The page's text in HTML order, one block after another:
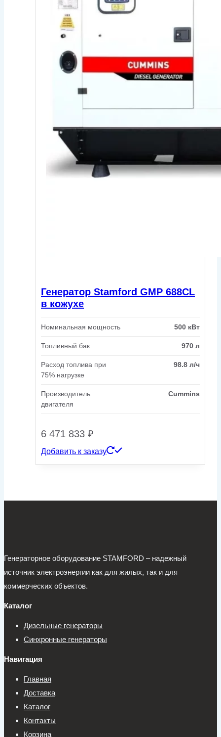
Генератор Stamford GMP 688CL
в кожухе
Номинальная мощность 500 кВт
Топливный бак 970 л
Расход топлива при
75% нагрузке
98.8 л/ч
Производитель
двигателя
Cummins
6 471 833 ₽
Добавить к заказу
Генераторное оборудование STAMFORD – надежный
источник электроэнергии как для жилых, так и для
коммерческих объектов.
Каталог
Дизельные генераторы
Синхронные генераторы
Навигация
Главная
Доставка
Каталог
Контакты
Корзина